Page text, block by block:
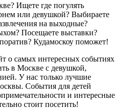
Ищете где погулять
или девушкой? Выбираете
на выходные?
Посещаете выставки?
Кудамоскоу поможет!
о самых интересных событиях
в Москве с девушкой,
У нас только лучшие
События для детей
и интересные
стоит посетить!